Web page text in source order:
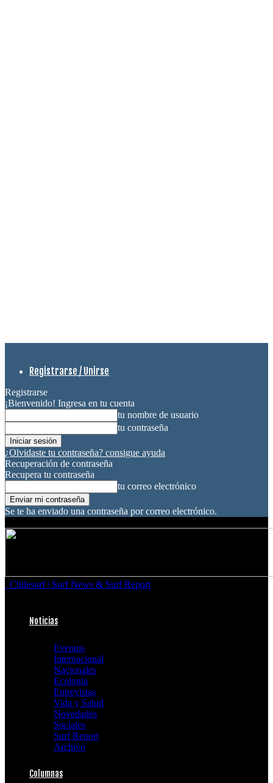
Registrarse / Unirse
Registrarse
¡Bienvenido! Ingresa en tu cuenta
tu nombre de usuario
tu contraseña
¿Olvidaste tu contraseña? consigue ayuda
Recuperación de contraseña
Recupera tu contraseña
tu correo electrónico
Se te ha enviado una contraseña por correo electrónico.
Chilesurf | Surf News & Surf Report
Noticias
Eventos
Internacional
Nacionales
Ecología
Entrevistas
Vida y Salud
Novedades
Sociales
Surf Report
Archivo
Columnas